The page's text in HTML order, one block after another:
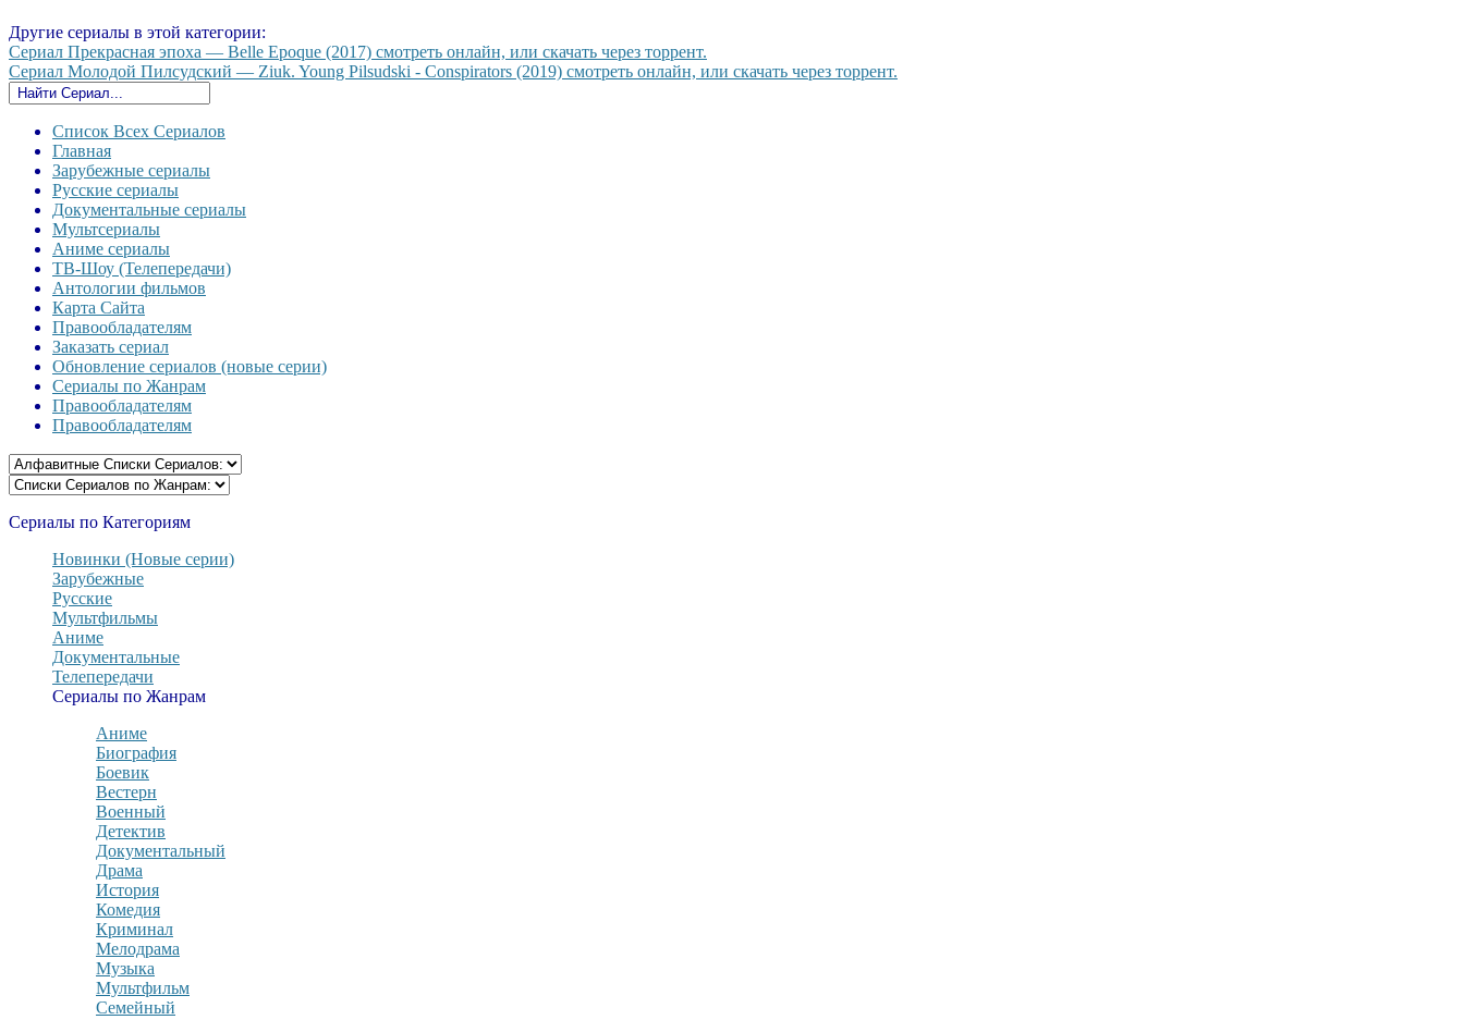
Другие сериалы в этой категории:
Сериал Прекрасная эпоха — Belle Epoque (2017) смотреть онлайн, или скачать через торрент.
Сериал Молодой Пилсудский — Ziuk. Young Pilsudski - Conspirators (2019) смотреть онлайн, или скачать через торрент.
Список Всех Сериалов
Главная
Зарубежные сериалы
Русские сериалы
Документальные сериалы
Мультсериалы
Аниме сериалы
ТВ-Шоу (Телепередачи)
Антологии фильмов
Карта Сайта
Правообладателям
Заказать сериал
Обновление сериалов (новые серии)
Сериалы по Жанрам
Правообладателям
Правообладателям
Сериалы по Категориям
Новинки (Новые серии)
Зарубежные
Русские
Мультфильмы
Аниме
Документальные
Телепередачи
Сериалы по Жанрам
Аниме
Биография
Боевик
Вестерн
Военный
Детектив
Документальный
Драма
История
Комедия
Криминал
Мелодрама
Музыка
Мультфильм
Семейный